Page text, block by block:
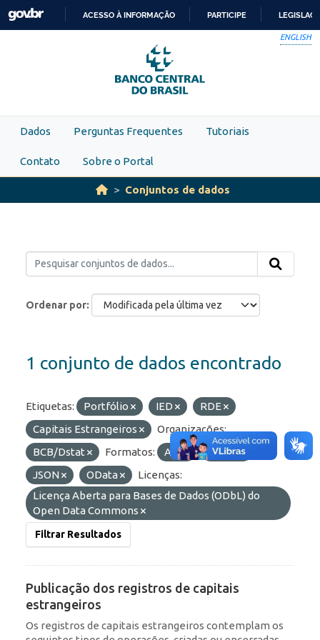
Skip to main content
PARA
O
CONTEÚDO
ACESSO À INFORMAÇÃO PARTICIPE
ENGLISH
Dados Perguntas Frequentes Tutoriais
Contato Sobre o Portal
Conjuntos de dados
Ordenar por
1 conjunto de dados encontrado
Etiquetas: Portfólio IED
RDE
Capitais Estrangeiros
Organizações:
BCB/Dstat
Formatos: API
HTML
JSON
OData
Licenças:
Licença Aberta para Bases de Dados (ODbL) do
Open Data Commons
Filtrar Resultados
Publicação dos registros de capitais
estrangeiros
Os registros de capitais estrangeiros contemplam os